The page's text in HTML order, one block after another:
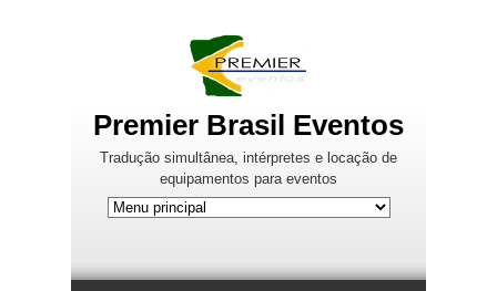
Premier Brasil Eventos
Tradução simultânea, intérpretes e locação de
equipamentos para eventos